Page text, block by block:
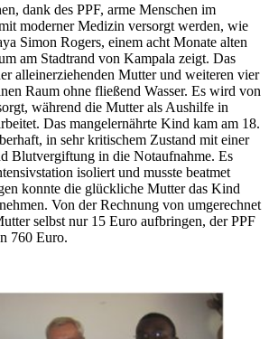
dank des PPF, arme Menschen im
moderner Medizin versorgt werden, wie
Simon Rogers, einem acht Monate alten
am Stadtrand von Kampala zeigt. Das
alleinerziehenden Mutter und weiteren vier
Raum ohne fließend Wasser. Es wird von
während die Mutter als Aushilfe in
Das mangelernährte Kind kam am 18.
in sehr kritischem Zustand mit einer
Blutvergiftung in die Notaufnahme. Es
isoliert und musste beatmet
konnte die glückliche Mutter das Kind
Von der Rechnung von umgerechnet
selbst nur 15 Euro aufbringen, der PPF
760 Euro.